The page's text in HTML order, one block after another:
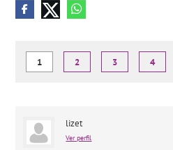
1 2 3 4
lizet
Ver perfil